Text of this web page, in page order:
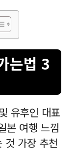
는법 3
유후인 대표
본 여행 느낌
것 가장 추천